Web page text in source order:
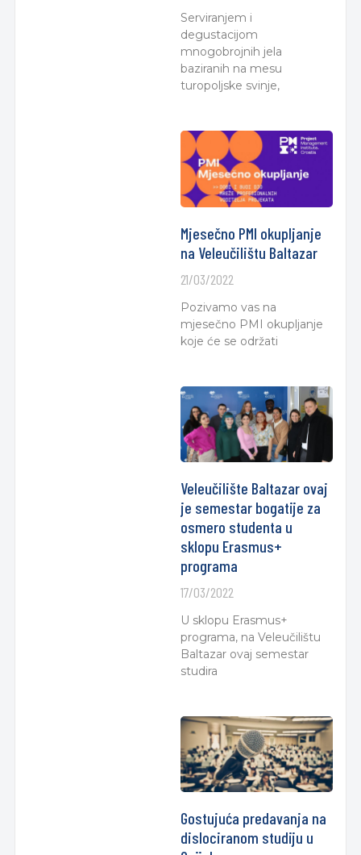
Serviranjem i
degustacijom
mnogobrojnih jela
baziranih na mesu
turopoljske svinje,
Mjesečno PMI okupljanje
na Veleučilištu Baltazar
21/03/2022
Pozivamo vas na
mjesečno PMI okupljanje
koje će se održati
Veleučilište Baltazar ovaj
je semestar bogatije za
osmero studenta u
sklopu Erasmus+
programa
17/03/2022
U sklopu Erasmus+
programa, na Veleučilištu
Baltazar ovaj semestar
studira
Gostujuća predavanja na
dislociranom studiju u